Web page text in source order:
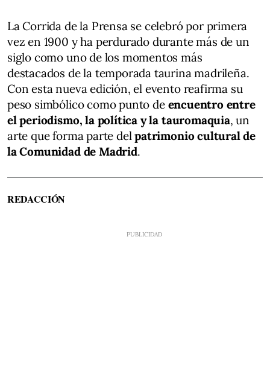
La Corrida de la Prensa se celebró por primera
vez en 1900 y ha perdurado durante más de un
siglo como uno de los momentos más
destacados de la temporada taurina madrileña.
Con esta nueva edición, el evento reafirma su
peso simbólico como punto de encuentro entre
el periodismo, la política y la tauromaquia, un
arte que forma parte delpatrimonio cultural de
la Comunidad de Madrid.
REDACCIÓN